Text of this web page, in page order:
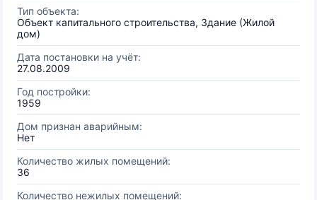
Тип объекта:
Объект капитального строительства, Здание (Жилой
дом)
Дата постановки на учёт:
27.08.2009
Год постройки:
1959
Дом признан аварийным:
Нет
Количество жилых помещений:
36
Количество нежилых помещений: